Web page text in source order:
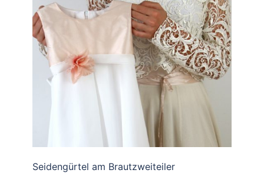
Seidengürtel am Brautzweiteiler